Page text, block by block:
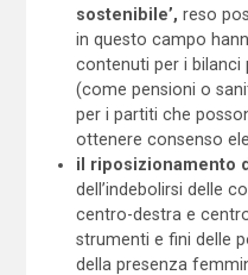
sostenibile’, reso
in questo campo
contenuti per i bilanci
(come pensioni o
per i partiti che
ottenere consenso
il riposizionamento
dell’indebolirsi delle
centro-destra e
strumenti e fini delle
della presenza